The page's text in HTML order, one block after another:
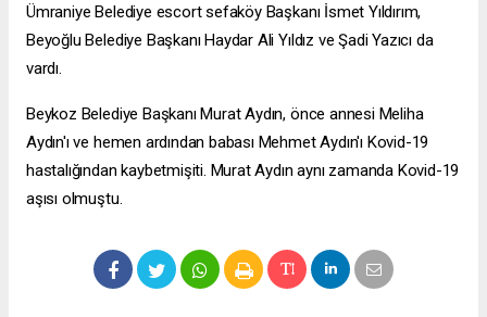
Ümraniye Belediye escort sefaköyBaşkanı İsmet Yıldırım,
Beyoğlu Belediye Başkanı Haydar Ali Yıldız ve Şadi Yazıcı da
vardı.
Beykoz Belediye Başkanı Murat Aydın, önce annesi Meliha
Aydın'ı ve hemen ardından babası Mehmet Aydın'ı Kovid-19
hastalığından kaybetmişiti. Murat Aydın aynı zamanda Kovid-19
aşısı olmuştu.